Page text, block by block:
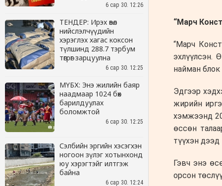
6 сар 30. 12:26
ТЕНДЕР: Ирэх өвөл
нийслэлчүүдийн
хэрэглэх хагас коксон
түлшинд 288.7 тэрбум
төгрөг зарцуулна
6 сар 30. 12:25
МҮБХ: Энэ жилийн баяр
наадмаар 1024 бөх
барилдуулах
боломжтой
6 сар 30. 12:25
Сэлбийн эргийн хэсэгхэн
ногоон зүлэг хотынхонд
юу хэрэгтэйг илтгэж
байна
6 сар 30. 12:24